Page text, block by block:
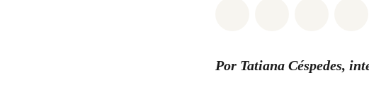
Por Tatiana Céspedes,